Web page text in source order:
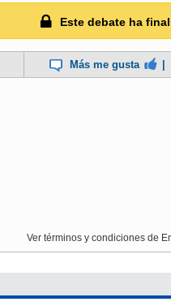
Este debate ha
Más me gusta
Ver términos y condiciones de